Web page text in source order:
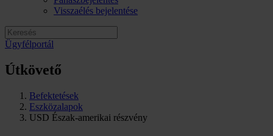
Visszaélés bejelentése
Ügyfélportál
Útkövető
Befektetések
Eszközalapok
USD Észak-amerikai részvény